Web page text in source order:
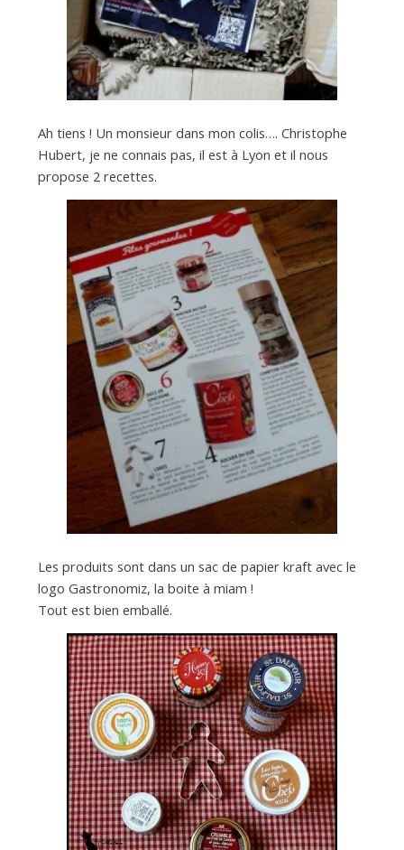
Ah tiens ! Un monsieur dans mon colis…. Christophe
Hubert, je ne connais pas, il est à Lyon et il nous
propose 2 recettes.
Les produits sont dans un sac de papier kraft avec le
logo Gastronomiz, la boite à miam !
Tout est bien emballé.